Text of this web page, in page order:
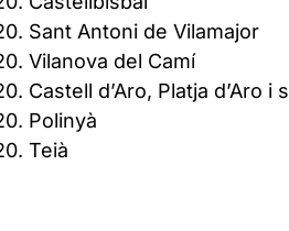
Sant Antoni de Vilamajor
Vilanova del Camí
Castell d’Aro, Platja d’Aro i
Polinyà
Teià